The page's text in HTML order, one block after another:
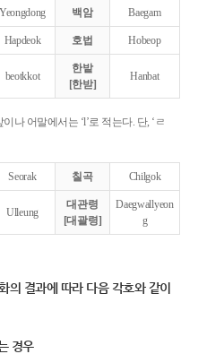
Yeongdong 백암 Baegam
Hapdeok 호법 Hobeop
beotkkot
한밭
[한받]
Hanbat
나 어말에서는 ‘l’로 적는다. 단, ‘ㄹ
Seorak 칠곡 Chilgok
Ulleung
대관령
[대괄령]
Daegwallyeon
g
의 결과에 따라 다음 각호와 같이
경우